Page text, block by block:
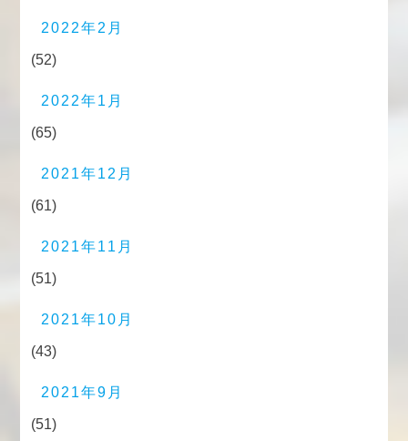
2022年2月
(52)
2022年1月
(65)
2021年12月
(61)
2021年11月
(51)
2021年10月
(43)
2021年9月
(51)